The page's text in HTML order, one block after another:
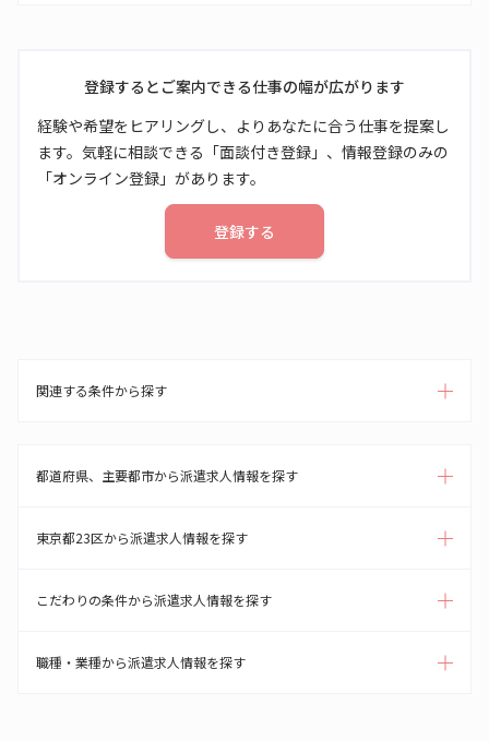
登録するとご案内できる仕事の幅が広がります
経験や希望をヒアリングし、よりあなたに合う仕事を提案し
ます。気軽に相談できる「面談付き登録」、情報登録のみの
「オンライン登録」があります。
登録する
関連する条件から探す
都道府県、主要都市から派遣求人情報を探す
東京都23区から派遣求人情報を探す
こだわりの条件から派遣求人情報を探す
職種・業種から派遣求人情報を探す